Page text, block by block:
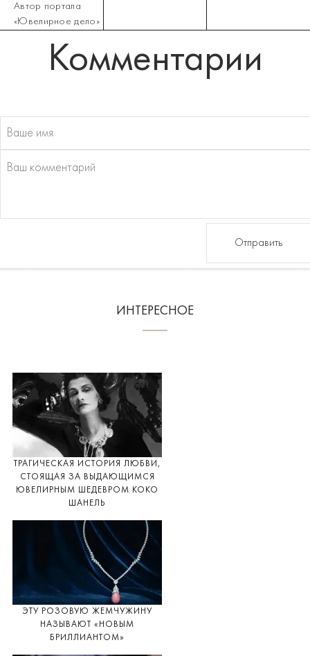
Автор портала
«Ювелирное дело»
Комментарии
Отправить
ИНТЕРЕСНОЕ
ТРАГИЧЕСКАЯ ИСТОРИЯ ЛЮБВИ,
СТОЯЩАЯ ЗА ВЫДАЮЩИМСЯ
ЮВЕЛИРНЫМ ШЕДЕВРОМ КОКО
ШАНЕЛЬ
ЭТУ РОЗОВУЮ ЖЕМЧУЖИНУ
НАЗЫВАЮТ «НОВЫМ
БРИЛЛИАНТОМ»